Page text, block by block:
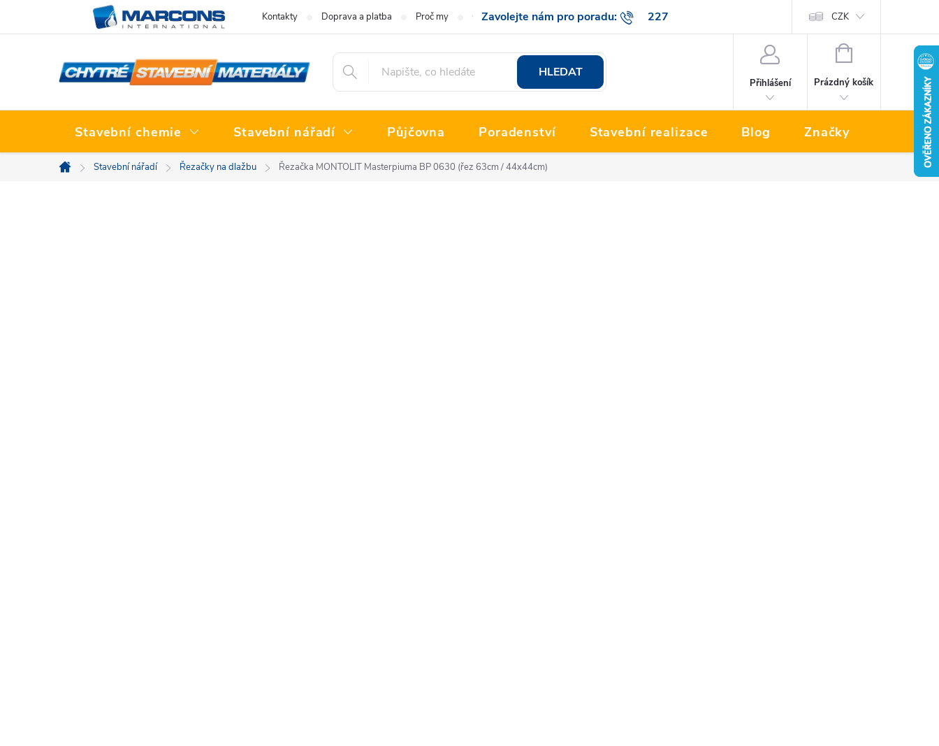
227
777 222
Kontakty Doprava a platba Proč my O nás Hodnocení obchodu Prodávané značky CZK
HLEDAT
Přihlášení
NÁKUPNÍ
Prázdný košík
Stavební chemie Stavební nářadí Půjčovna Poradenství Stavební realizace Blog Značky
Domů
Stavební nářadí Řezačky na dlažbu Řezačka MONTOLIT Masterpiuma BP 0630 (řez 63cm / 44x44cm)